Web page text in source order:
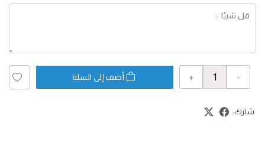
-
+ أضف إلى السلة
شارك: